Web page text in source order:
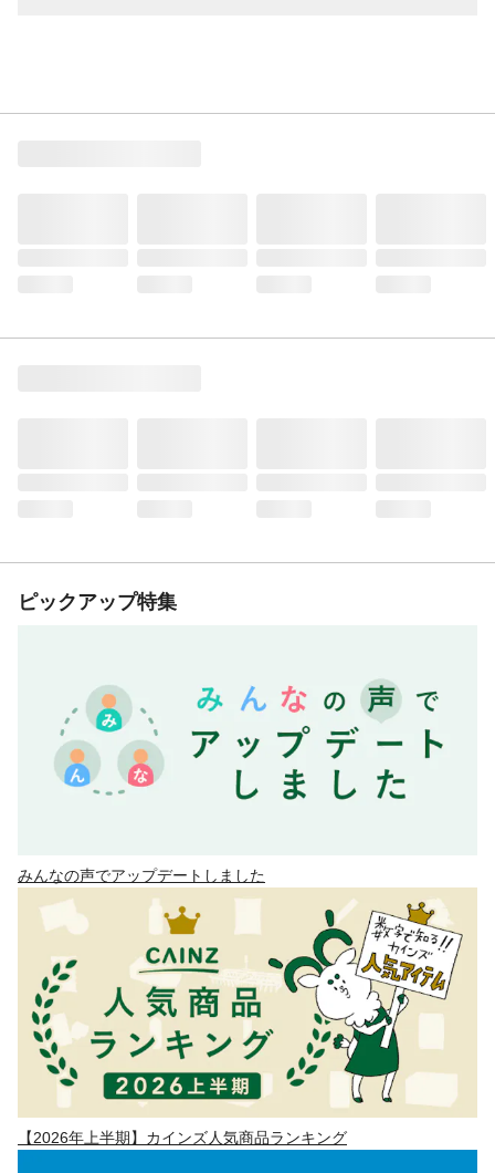
ピックアップ特集
みんなの声でアップデートしました
【2026年上半期】カインズ人気商品ランキング